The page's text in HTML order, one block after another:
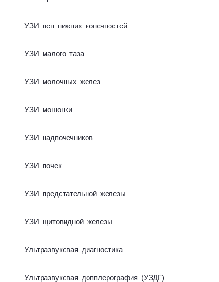
УЗИ вен ниж­них ко­неч­нос­тей
УЗИ ма­ло­го та­за
УЗИ молочных желез
УЗИ мошонки
УЗИ надпочечников
УЗИ почек
УЗИ пред­ста­тель­ной же­ле­зы
УЗИ щи­то­вид­ной же­ле­зы
Уль­тра­зву­ко­вая диа­гно­сти­ка
Ультра­зву­ко­вая доп­пле­ро­гра­фия (УЗДГ)